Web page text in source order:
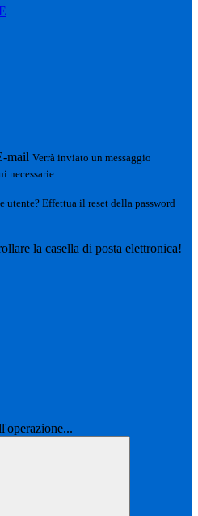
mail Verrà inviato un messaggio
necessarie.
utente? Effettua il reset della password
la casella di posta elettronica!